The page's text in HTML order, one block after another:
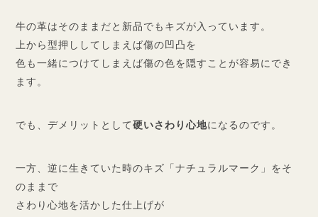
牛の革はそのままだと新品でもキズが入っています。
上から型押ししてしまえば傷の凹凸を
色も一緒につけてしまえば傷の色を隠すことが容易にでき
ます。
でも、デメリットとして硬いさわり心地になるのです。
一方、逆に生きていた時のキズ「ナチュラルマーク」をそ
のままで
さわり心地を活かした仕上げが